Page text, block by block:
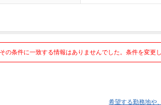
その条件に一致する情報はありませんでした。条件を変更
希望する勤務地や